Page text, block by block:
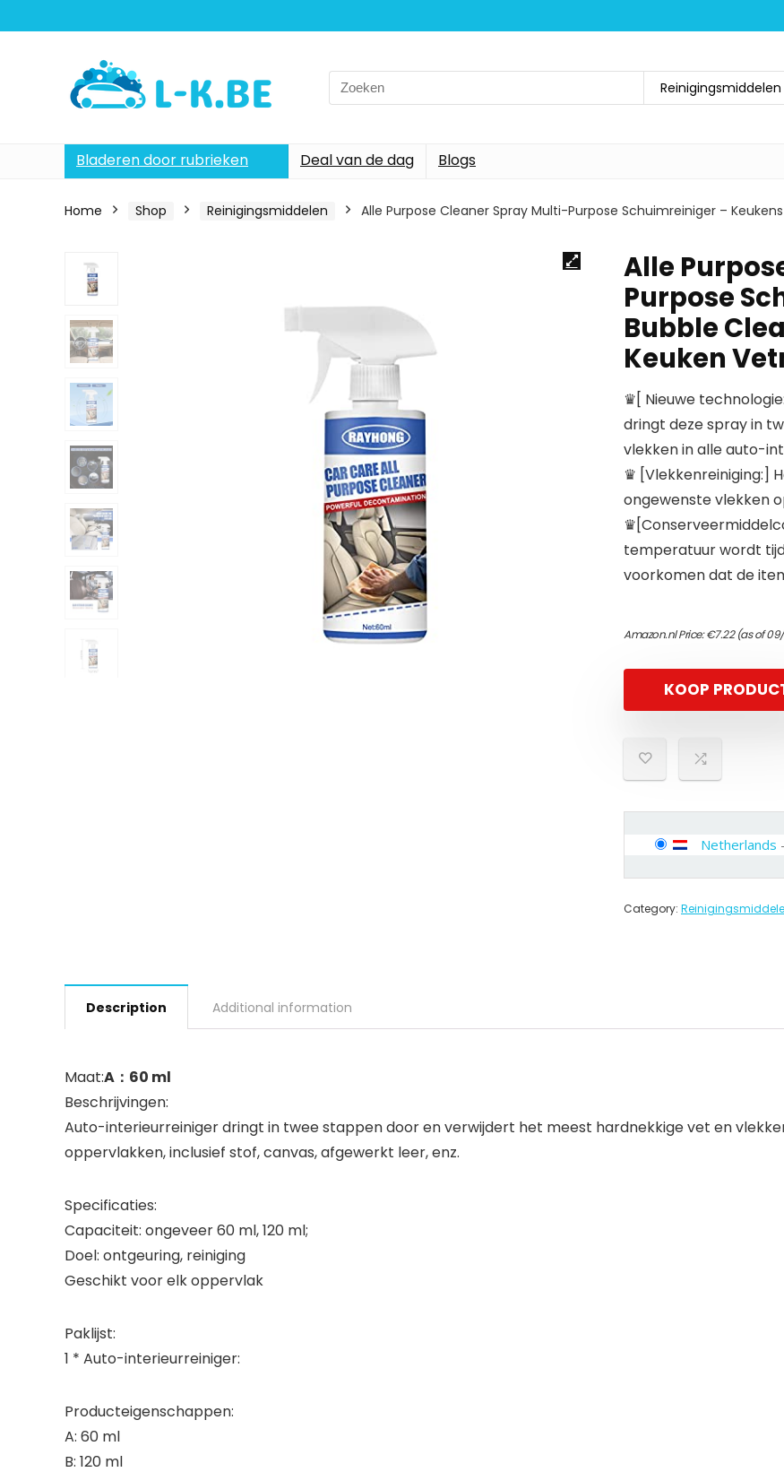
Search
for:
Reinigingsmiddelen
Bladeren door rubrieken Deal van de dag Blogs
Home Shop Reinigingsmiddelen Alle Purpose Cleaner Spray Multi-Purpose Schuimreiniger –
Alle
Purpose
Bubble
Keuken
♛[ Nieuwe
dringt deze spray in
vlekken in alle auto-
♛ [Vlekkenreiniging:]
ongewenste vlekken
temperatuur wordt
voorkomen dat de
Amazon.nl Price:€7.22(as of 09/
KOOP
Netherlands -
Category:
Description Additional information
Maat:A：60 ml
Beschrijvingen:
Auto-interieurreiniger dringt in twee stappen door en verwijdert het meest hardnekkige vet en
oppervlakken, inclusief stof, canvas, afgewerkt leer, enz.
Specificaties:
Capaciteit: ongeveer 60 ml, 120 ml;
Doel: ontgeuring, reiniging
Geschikt voor elk oppervlak
Paklijst:
1 * Auto-interieurreiniger:
Producteigenschappen:
A: 60 ml
B: 120 ml